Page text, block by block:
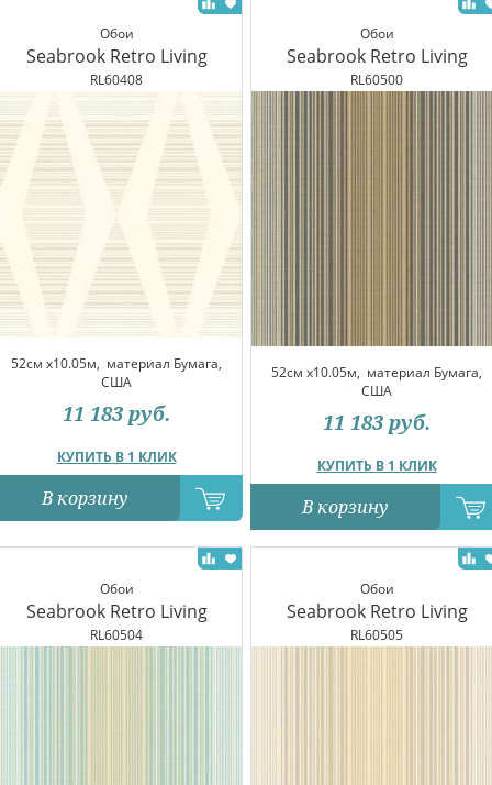
Обои
Seabrook Retro Living
RL60408
52см x10.05м, материал Бумага,
США
КУПИТЬ В 1 КЛИК
11 183 руб.
В корзину
Обои
Seabrook Retro Living
RL60500
52см x10.05м, материал Бумага,
США
КУПИТЬ В 1 КЛИК
11 183 руб.
В корзину
Обои
Seabrook Retro Living
RL60504
Обои
Seabrook Retro Living
RL60505